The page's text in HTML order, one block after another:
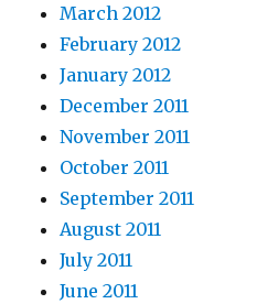
March 2012
February 2012
January 2012
December 2011
November 2011
October 2011
September 2011
August 2011
July 2011
June 2011